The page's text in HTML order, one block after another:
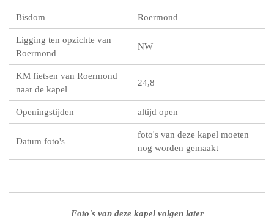
Bisdom Roermond
Ligging ten opzichte van
Roermond
NW
KM fietsen van Roermond
naar de kapel
24,8
Openingstijden altijd open
Datum foto's
foto's van deze kapel moeten
nog worden gemaakt
Foto's van deze kapel volgen later